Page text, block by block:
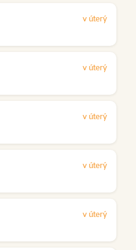
v úterý
v úterý
v úterý
v úterý
v úterý